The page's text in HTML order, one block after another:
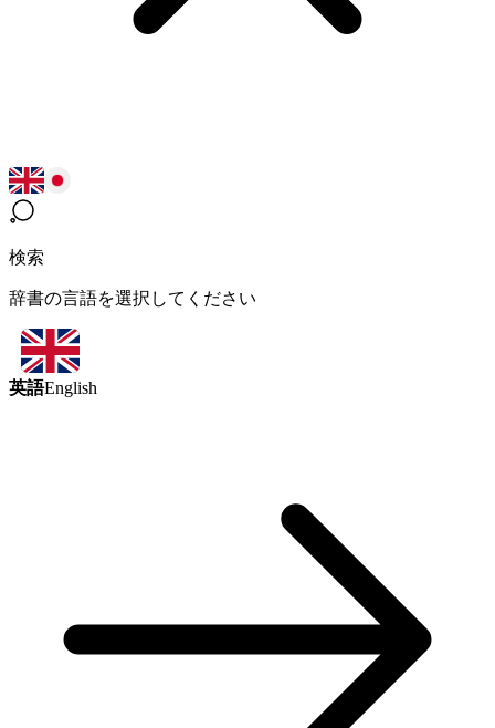
検索
辞書の言語を選択してください
英語English